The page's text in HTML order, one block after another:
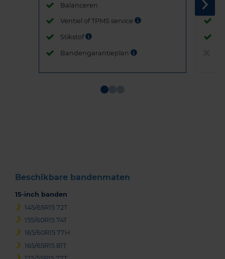
Balanceren
Ventiel of TPMS service
Stikstof
Bandengarantieplan
Beschikbare bandenmaten
15-inch banden
145/65R15 72T
155/60R15 74T
165/60R15 77H
165/65R15 81T